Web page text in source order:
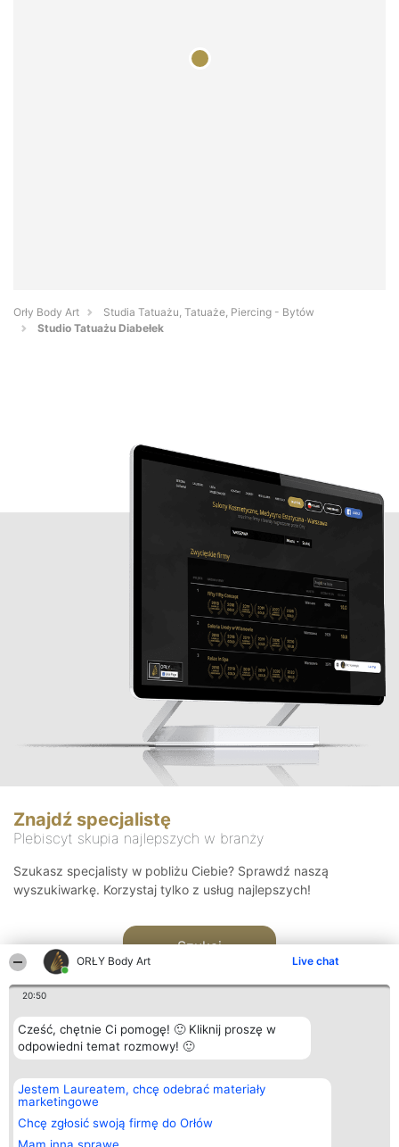
ORŁY Body Art Live chat
20:50
Cześć, chętnie Ci pomogę! 🙂 Kliknij proszę w
odpowiedni temat rozmowy! 🙂
Jestem Laureatem, chcę odebrać materiały
marketingowe
Chcę zgłosić swoją firmę do Orłów
Orły Body Art
Studia Tatuażu, Tatuaże, Piercing - Bytów
Studio Tatuażu Diabełek
Znajdź specjalistę
Plebiscyt skupia najlepszych w branży
Szukasz specjalisty w pobliżu Ciebie? Sprawdź naszą
wyszukiwarkę. Korzystaj tylko z usług najlepszych!
Szukaj
Organizator plebiscytu
Bright Side Solutions sp. z o.
o. sp. k.
ul. Ruska 22
Wrocław 50-079
KRS 0000749100 | Regon
Plebiscyt
Laureaci
wszystkich
Laureatów
Kontakt
Kontakt